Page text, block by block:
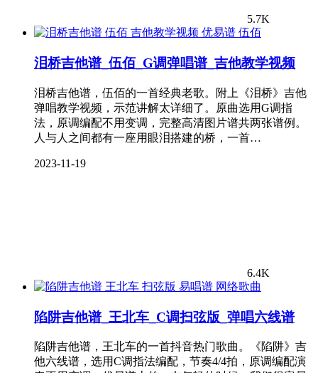
5.7K
伍佰
泪桥吉他谱_伍佰_G调弹唱谱_吉他教学视频
泪桥吉他谱，伍佰的一首经典老歌。附上《泪桥》吉他
弹唱教学视频，示范讲解太详细了。原曲选用G调指
法，原调编配不用变调，完整高清图片谱共两张谱例。
人与人之间都有一座用眼泪搭建的桥，一首…
2023-11-19
6.4K
网络歌曲
陷阱吉他谱_王北车_C调扫弦版_弹唱六线谱
陷阱吉他谱，王北车的一首抖音热门歌曲。《陷阱》吉
他六线谱，选用C调指法编配，节奏4/4拍，原调编配演